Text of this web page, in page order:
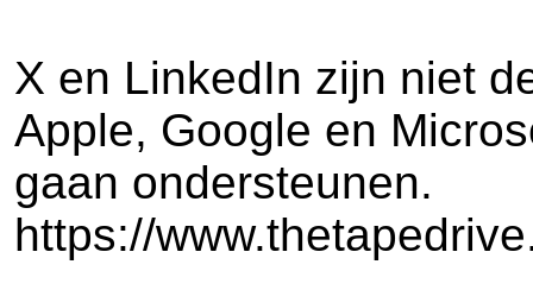
X en LinkedIn zijn niet
Apple, Google en
gaan ondersteunen.
https://